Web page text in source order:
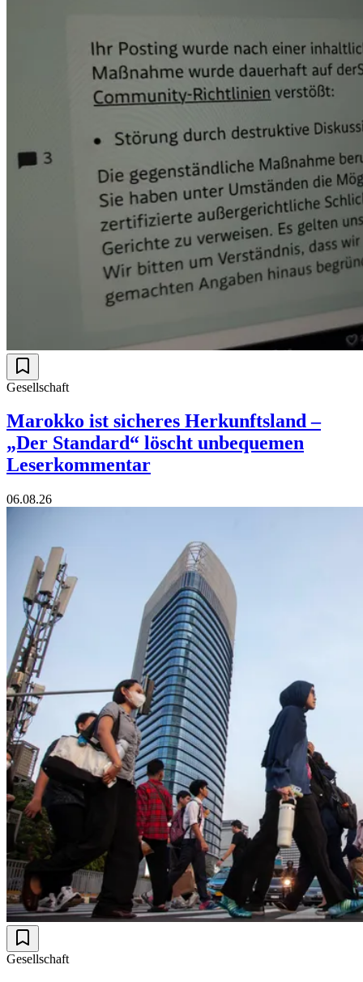
Gesellschaft
Marokko ist sicheres Herkunftsland –
„Der Standard“ löscht unbequemen
Leserkommentar
06.08.26
Gesellschaft